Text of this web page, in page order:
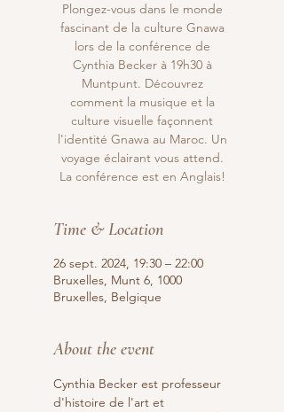
Plongez-vous dans le monde
fascinant de la culture Gnawa
lors de la conférence de
Cynthia Becker à 19h30 à
Muntpunt. Découvrez
comment la musique et la
culture visuelle façonnent
l'identité Gnawa au Maroc. Un
voyage éclairant vous attend.
La conférence est en Anglais!
Time & Location
26 sept. 2024, 19:30 – 22:00
Bruxelles, Munt 6, 1000
Bruxelles, Belgique
About the event
Cynthia Becker est professeur
d'histoire de l'art et